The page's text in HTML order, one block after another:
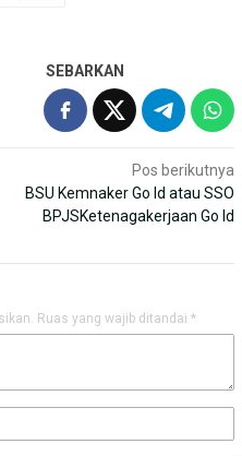
SEBARKAN
Pos berikutnya
BSU Kemnaker Go Id atau SSO
BPJSKetenagakerjaan Go Id
Ruas yang wajib ditandai *